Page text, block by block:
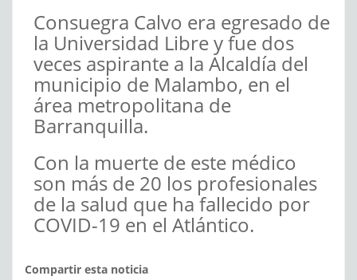
Consuegra Calvo era egresado de
la Universidad Libre y fue dos
veces aspirante a la Alcaldía del
municipio de Malambo, en el
área metropolitana de
Barranquilla.
Con la muerte de este médico
son más de 20 los profesionales
de la salud que ha fallecido por
COVID-19 en el Atlántico.
Compartir esta noticia